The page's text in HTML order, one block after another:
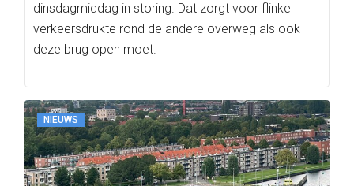
dinsdagmiddag in storing. Dat zorgt voor flinke
verkeersdrukte rond de andere overweg als ook
deze brug open moet.
NIEUWS